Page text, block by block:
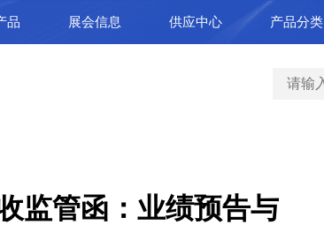
品 展会信息 供应中心 产品分类
监管函：业绩预告与